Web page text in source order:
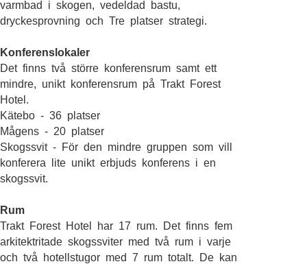
varmbad i skogen, vedeldad bastu,
dryckesprovning och Tre platser strategi.
Konferenslokaler
Det finns två större konferensrum samt ett
mindre, unikt konferensrum på Trakt Forest
Hotel.
Kätebo - 36 platser
Mågens - 20 platser
Skogssvit - För den mindre gruppen som vill
konferera lite unikt erbjuds konferens i en
skogssvit.
Rum
Trakt Forest Hotel har 17 rum. Det finns fem
arkitektritade skogssviter med två rum i varje
och två hotellstugor med 7 rum totalt. De kan